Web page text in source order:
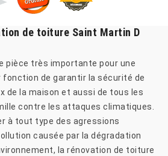
de toiture Saint Martin D
pièce très importante pour une
fonction de garantir la sécurité de
de la maison et aussi de tous les
contre les attaques climatiques.
à tout type des agressions
causée par la dégradation
la rénovation de toiture